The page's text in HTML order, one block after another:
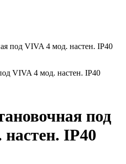
под VIVA 4 мод. настен. IP40
под
IP40